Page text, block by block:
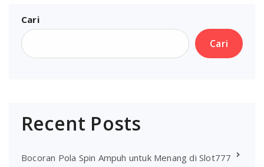
Cari
Cari
Recent Posts
Bocoran Pola Spin Ampuh untuk Menang di Slot777